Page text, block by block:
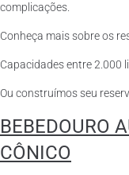
complicações.
Conheça mais sobre os
Capacidades entre 2.000
Ou construímos seu
BEBEDOURO
CÔNICO